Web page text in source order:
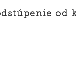
od